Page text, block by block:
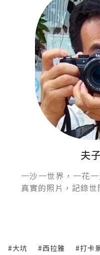
夫
一沙一世界，一花
真實的照片，記錄世
#大坑 #西拉雅 #打卡